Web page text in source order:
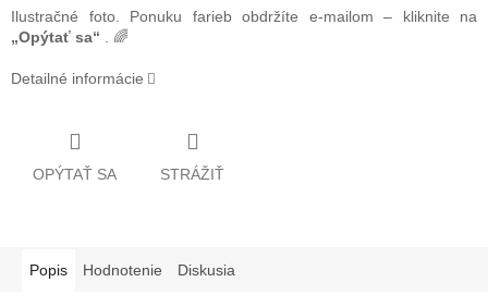
Ilustračné foto. Ponuku farieb obdržíte e-mailom – kliknite na
„Opýtať sa“ . 🌈
Detailné informácie
OPÝTAŤ SA STRÁŽIŤ
Popis Hodnotenie Diskusia